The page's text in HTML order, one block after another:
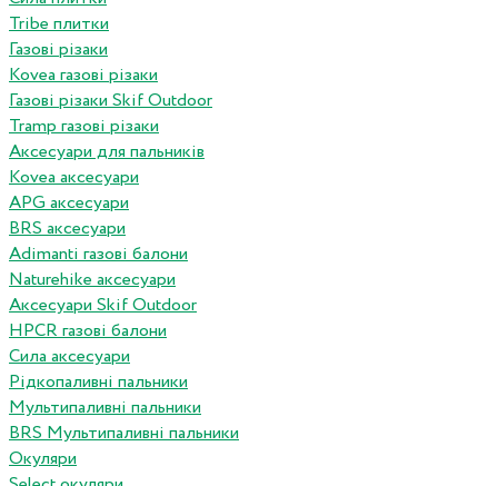
Tribe плитки
Газові різаки
Kovea газові різаки
Газові різаки Skif Outdoor
Tramp газові різаки
Аксесуари для пальників
Kovea аксесуари
APG аксесуари
BRS аксесуари
Adimanti газові балони
Naturehike аксесуари
Аксесуари Skif Outdoor
HPCR газові балони
Сила аксесуари
Рідкопаливні пальники
Мультипаливні пальники
BRS Мультипаливні пальники
Окуляри